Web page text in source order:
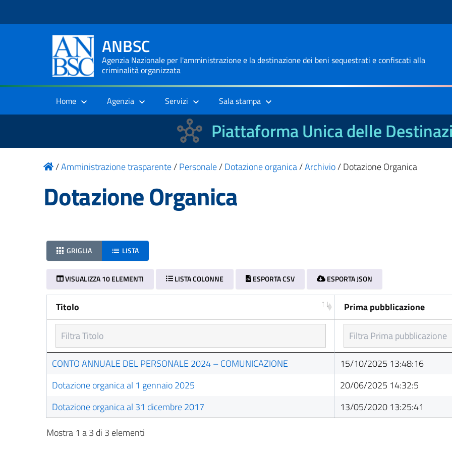
ANBSC
Agenzia Nazionale per l'amministrazione e la destinazione dei beni sequestrati e confiscati alla
criminalità organizzata
Home Agenzia Servizi Sala stampa
Piattaforma Unica delle
/Amministrazione trasparente/Personale/Dotazione organica/Archivio/Dotazione Organica
Dotazione Organica
GRIGLIA LISTA
VISUALIZZA 10 ELEMENTI LISTA COLONNE ESPORTA CSV ESPORTA JSON
Titolo Prima pubblicazione
Titolo Prima pubblicazione
CONTO ANNUALE DEL PERSONALE 2024 – COMUNICAZIONE
15/10/2025 13:48:16
Dotazione organica al 1 gennaio 2025
20/06/2025 14:32:5
Dotazione organica al 31 dicembre 2017
13/05/2020 13:25:41
Mostra 1 a 3 di 3 elementi